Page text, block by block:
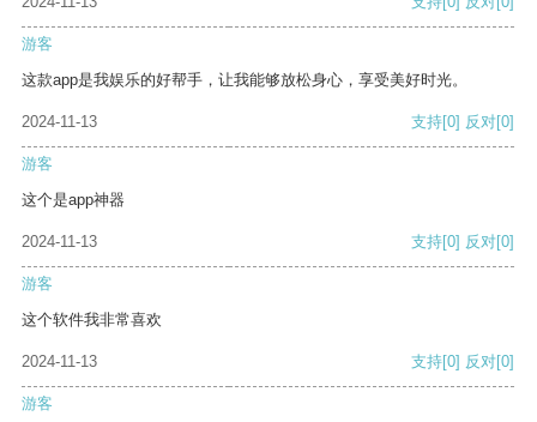
游客
这款app是我娱乐的好帮手，让我能够放松身心，享受美好时光。
2024-11-13 支持[0] 反对[0]
游客
这个是app神器
2024-11-13 支持[0] 反对[0]
游客
这个软件我非常喜欢
2024-11-13 支持[0] 反对[0]
游客